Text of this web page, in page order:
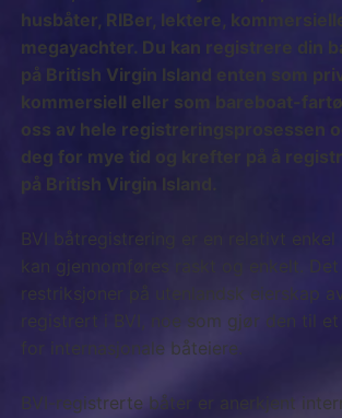
husbåter, RIBer, lektere,
megayachter. Du kan registrere din
på British Virgin Island enten som
kommersiell eller som bareboat-
oss av hele registreringsprosessen
deg for mye tid og krefter på å
på British Virgin Island.
BVI båtregistrering er en relativt enkel
kan gjennomføres raskt og enkelt.
restriksjoner på utenlandsk eierskap
registrert i BVI, noe som gjør den til
for internasjonale båteiere.
BVI-registrerte båter er anerkjent